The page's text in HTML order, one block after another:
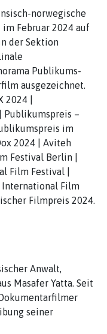
norwegische
Februar 2024 auf
der Sektion
Publikums-
ausgezeichnet.
2024 |
Publikumspreis –
im
2024 | Aviteh
Festival Berlin |
Film Festival |
International Film
Filmpreis 2024.
Anwalt,
Masafer Yatta. Seit
seiner